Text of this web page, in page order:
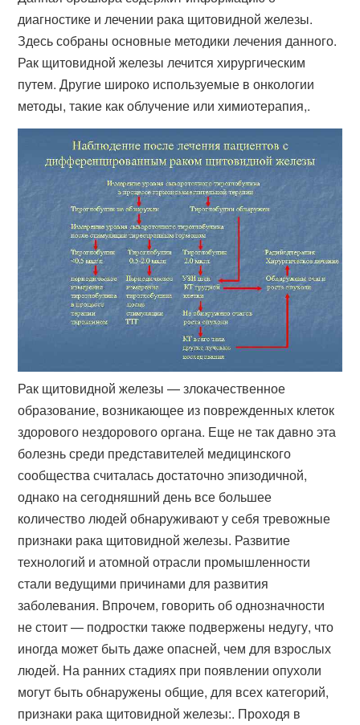
диагностике и лечении рака щитовидной железы.
Здесь собраны основные методики лечения данного.
Рак щитовидной железы лечится хирургическим
путем. Другие широко используемые в онкологии
методы, такие как облучение или химиотерапия,​.
Рак щитовидной железы — злокачественное
образование, возникающее из поврежденных клеток
здорового нездорового органа. Еще не так давно эта
болезнь среди представителей медицинского
сообщества считалась достаточно эпизодичной,
однако на сегодняшний день все большее
количество людей обнаруживают у себя тревожные
признаки рака щитовидной железы. Развитие
технологий и атомной отрасли промышленности
стали ведущими причинами для развития
заболевания. Впрочем, говорить об однозначности
не стоит — подростки также подвержены недугу, что
иногда может быть даже опасней, чем для взрослых
людей. На ранних стадиях при появлении опухоли
могут быть обнаружены общие, для всех категорий,
признаки рака щитовидной железы:. Проходя в